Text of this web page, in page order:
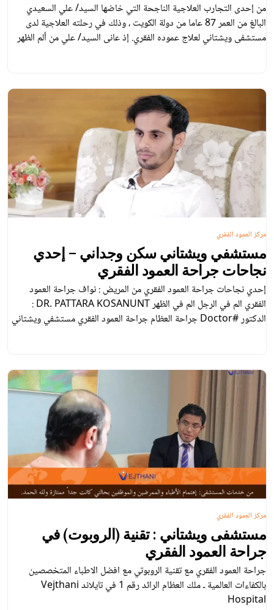
من إحدى التجارب العلاجية الناجحة التي خاضها السيد/ علي السعيدي
البالغ من العمر 87 عاما من دولة الكويت ، وذلك في رحلته العلاجية لدى
مستشفى ويشتاني لعلاج عموده الفقري. إذ عانى السيد/ علي من ألم الظهر
مستشفي ويشتاني سكن وجداني – إحدي
نجاحات جراحة العمود الفقري
إحدي نجاحات جراحة العمود الفقري من المريض : نواف جراحة العمود
الفقري الم في الرجل الم في الظهر DR. PATTARA KOSANUNT :
الدكتور #Doctor جراحة العظام جراحة العمود الفقري مستشفي ويشتاني
مركز العمود الفقري
مستشفى ويشتاني : تقنية (الروبوت) في
جراحة العمود الفقري
جراحة العمود الفقري مع تقنية الروبوتي مع افضل الاطباء المتخصصين
بالكفاءات العالمية ـ ملك العظام الرائد رقم 1 في تايلاند Vejthani
Hospital
مركز العمود الفقري